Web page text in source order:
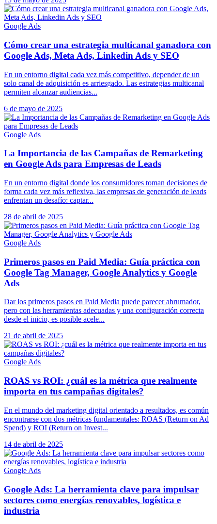
Google Ads
Cómo crear una estrategia multicanal ganadora con
Google Ads, Meta Ads, Linkedin Ads y SEO
En un entorno digital cada vez más competitivo, depender de un
solo canal de adquisición es arriesgado. Las estrategias multicanal
permiten alcanzar audiencias...
6 de mayo de 2025
Google Ads
La Importancia de las Campañas de Remarketing
en Google Ads para Empresas de Leads
En un entorno digital donde los consumidores toman decisiones de
forma cada vez más reflexiva, las empresas de generación de leads
enfrentan un desafío: captar...
28 de abril de 2025
Google Ads
Primeros pasos en Paid Media: Guía práctica con
Google Tag Manager, Google Analytics y Google
Ads
Dar los primeros pasos en Paid Media puede parecer abrumador,
pero con las herramientas adecuadas y una configuración correcta
desde el inicio, es posible acele...
21 de abril de 2025
Google Ads
ROAS vs ROI: ¿cuál es la métrica que realmente
importa en tus campañas digitales?
En el mundo del marketing digital orientado a resultados, es común
encontrarse con dos métricas fundamentales: ROAS (Return on Ad
Spend) y ROI (Return on Invest...
14 de abril de 2025
Google Ads
Google Ads: La herramienta clave para impulsar
sectores como energías renovables, logística e
industria